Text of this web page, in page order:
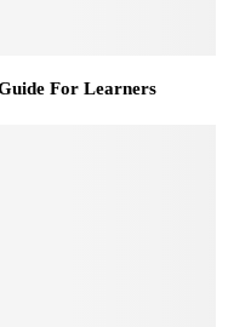
For Learners